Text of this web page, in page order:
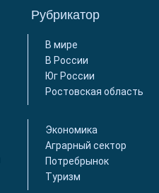
Рубрикатор
В мире
В России
Юг России
Ростовская область
Экономика
Аграрный сектор
Потребрынок
Туризм